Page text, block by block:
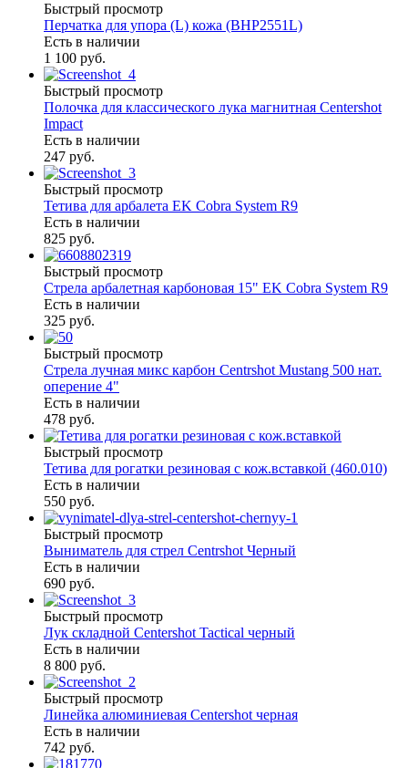
Быстрый просмотр
Перчатка для упора (L) кожа (BHP2551L)
Есть в наличии
1 100 руб.
Быстрый просмотр
Полочка для классического лука магнитная Centershot
Impact
Есть в наличии
247 руб.
Быстрый просмотр
Тетива для арбалета EK Cobra System R9
Есть в наличии
825 руб.
Быстрый просмотр
Стрела арбалетная карбоновая 15" EK Cobra System R9
Есть в наличии
325 руб.
Быстрый просмотр
Стрела лучная микс карбон Centrshot Mustang 500 нат.
оперение 4"
Есть в наличии
478 руб.
Быстрый просмотр
Тетива для рогатки резиновая с кож.вставкой (460.010)
Есть в наличии
550 руб.
Быстрый просмотр
Выниматель для стрел Centrshot Черный
Есть в наличии
690 руб.
Быстрый просмотр
Лук складной Centershot Tactical черный
Есть в наличии
8 800 руб.
Быстрый просмотр
Линейка алюминиевая Centershot черная
Есть в наличии
742 руб.